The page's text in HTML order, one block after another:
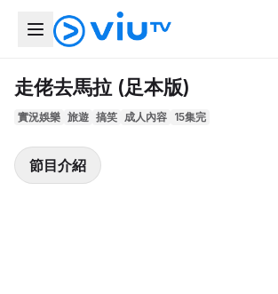
走佬去馬拉 (足本版)
實況娛樂 旅遊 搞笑 成人內容 15集完
節目介紹